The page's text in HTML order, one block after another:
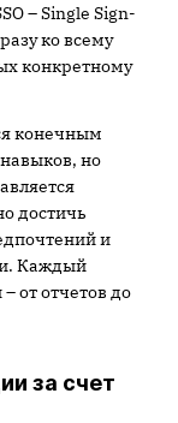
– Single Sign-
ко всему
конкретному
конечным
но
достичь
и
Каждый
от отчетов до
за счет